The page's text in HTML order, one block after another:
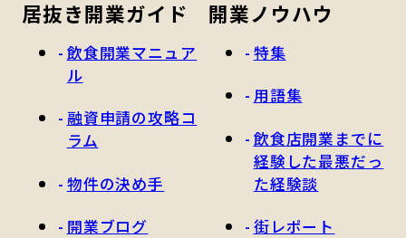
居抜き開業ガイド
飲食開業マニュア
ル
融資申請の攻略コ
ラム
物件の決め手
開業ブログ
開業ノウハウ
特集
用語集
飲食店開業までに
経験した最悪だっ
た経験談
街レポート